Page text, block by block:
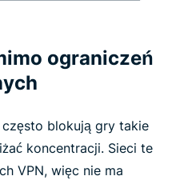
ograniczeń
blokują gry takie
koncentracji. Sieci te
VPN, więc nie ma